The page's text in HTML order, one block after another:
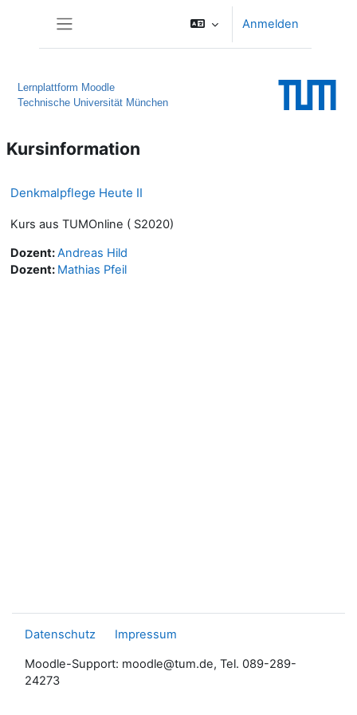
Anmelden
Lernplattform Moodle
Technische Universität München
Kursinformation
Denkmalpflege Heute II
Kurs aus TUMOnline ( S2020)
Dozent:Andreas Hild
Dozent: Mathias Pfeil
Datenschutz Impressum
Moodle-Support: moodle@tum.de, Tel. 089-289-
24273